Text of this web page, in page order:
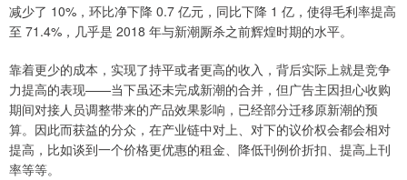
减少了 10%，环比净下降 0.7 亿元，同比下降 1 亿，使得毛利率提高
至 71.4%，几乎是 2018 年与新潮厮杀之前辉煌时期的水平。
靠着更少的成本，实现了持平或者更高的收入，背后实际上就是竞争
力提高的表现——当下虽还未完成新潮的合并，但广告主因担心收购
期间对接人员调整带来的产品效果影响，已经部分迁移原新潮的预
算。因此而获益的分众，在产业链中对上、对下的议价权会都会相对
提高，比如谈到一个价格更优惠的租金、降低刊例价折扣、提高上刊
率等等。